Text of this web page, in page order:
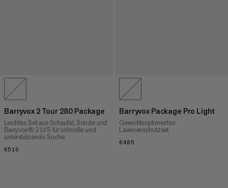
Barryvox 2 Tour 280 Package
Leichtes Set aus Schaufel, Sonde und
Barryvox® 2 LVS für schnelle und
unterstützende Suche
€510
Barryvox Package Pro Light
Gewichtsoptimiertes
Lawinenschutzset
€485